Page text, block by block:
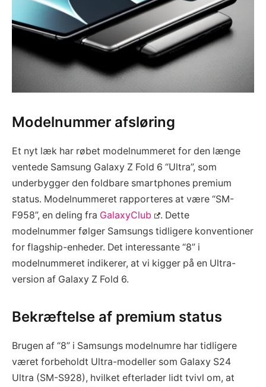
Modelnummer afsløring
Et nyt læk har røbet modelnummeret for den længe
ventede Samsung Galaxy Z Fold 6 “Ultra”, som
underbygger den foldbare smartphones premium
status. Modelnummeret rapporteres at være “SM-
F958”, en deling fra GalaxyClub
. Dette
modelnummer følger Samsungs tidligere konventioner
for flagship-enheder. Det interessante “8” i
modelnummeret indikerer, at vi kigger på en Ultra-
version af Galaxy Z Fold 6.
Bekræftelse af premium status
Brugen af “8” i Samsungs modelnumre har tidligere
været forbeholdt Ultra-modeller som Galaxy S24
Ultra (SM-S928), hvilket efterlader lidt tvivl om, at